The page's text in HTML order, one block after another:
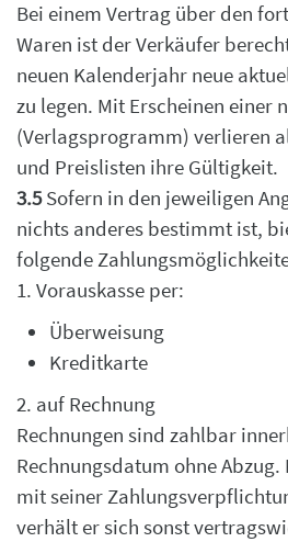
Bei einem Vertrag über den
Waren ist der Verkäufer
neuen Kalenderjahr neue
zu legen. Mit Erscheinen einer
(Verlagsprogramm) verlieren
und Preislisten ihre Gültigkeit.
3.5 Sofern in den jeweiligen
nichts anderes bestimmt ist,
folgende
1. Vorauskasse per:
Überweisung
Kreditkarte
2. auf Rechnung
Rechnungen sind zahlbar
Rechnungsdatum ohne
mit seiner
verhält er sich sonst